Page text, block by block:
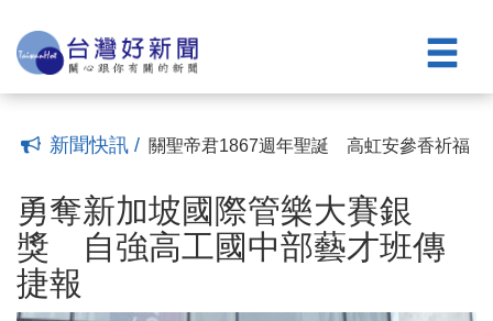
新聞快訊 /
會體驗「全齡樂活」成果
走進市定古蹟體驗消防文化 竹市消防博
物館開館
徐欣瑩化身「資深獅迷」 為攻城獅球隊
加油(11:40)
「資安與你我的距離」教育訓練 寶山鄉
(10:17)
關聖帝君1867週年聖誕 高虹安參香祈福
國中部藝才班傳捷報 (10:28)
五峰鄉果農搶收水梨 徐欣瑩臉書發起認
購(10:07)
全面打造「數位校務團隊」 敏實科大宣
布邁向「AI Agent 大學」(15:20)
親子互動式繪本故事劇場8/23登場 下周
會體驗「全齡樂活」成果(14:26)
走進市定古蹟體驗消防文化 竹市消防博
勇奪新加坡國際管樂大賽銀
獎 自強高工國中部藝才班傳
捷報